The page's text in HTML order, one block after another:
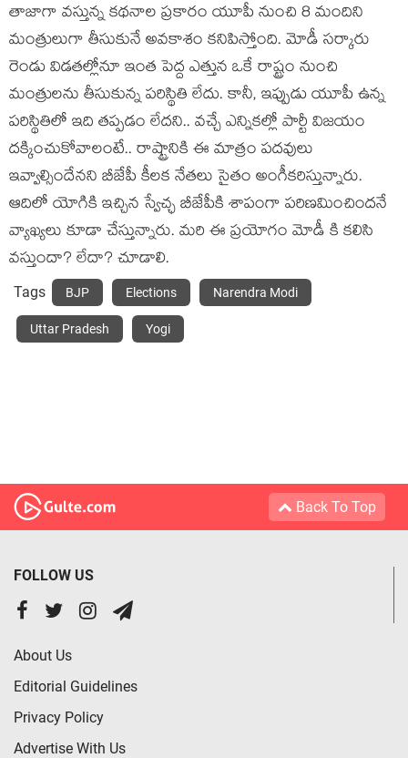
తాజాగా వ‌స్తున్న క‌థ‌నాల ప్ర‌కారం యూపీ నుంచి 8 మందిని
మంత్రులుగా తీసుకునే అవ‌కాశం క‌నిపిస్తోంది. మోడీ స‌ర్కారు
రెండు విడ‌త‌ల్లోనూ ఇంత పెద్ద ఎత్తున ఒకే రాష్ట్రం నుంచి
మంత్రుల‌ను తీసుకున్న ప‌రిస్థితి లేదు. కానీ, ఇప్పుడు యూపీ ఉన్న
ప‌రిస్థితిలో ఇది త‌ప్ప‌డం లేద‌ని.. వ‌చ్చే ఎన్నిక‌ల్లో పార్టీ విజ‌యం
ద‌క్కించుకోవాలంటే.. రాష్ట్రానికి ఈ మాత్రం ప‌ద‌వులు
ఇవ్వాల్సిందేన‌ని బీజేపీ కీల‌క నేత‌లు సైతం అంగీక‌రిస్తున్నారు.
ఆదిలో యోగికి ఇచ్చిన స్వేచ్ఛ బీజేపీకి శాపంగా ప‌రిణ‌మించింద‌నే
వ్యాఖ్య‌లు కూడా చేస్తున్నారు. మ‌రి ఈ ప్ర‌యోగం మోడీ కి క‌లిసి
వ‌స్తుందా? లేదా? చూడాలి.
Tags BJP Elections Narendra Modi
Uttar Pradesh Yogi
Back To Top
FOLLOW US
About Us
Editorial Guidelines
Privacy Policy
Advertise With Us